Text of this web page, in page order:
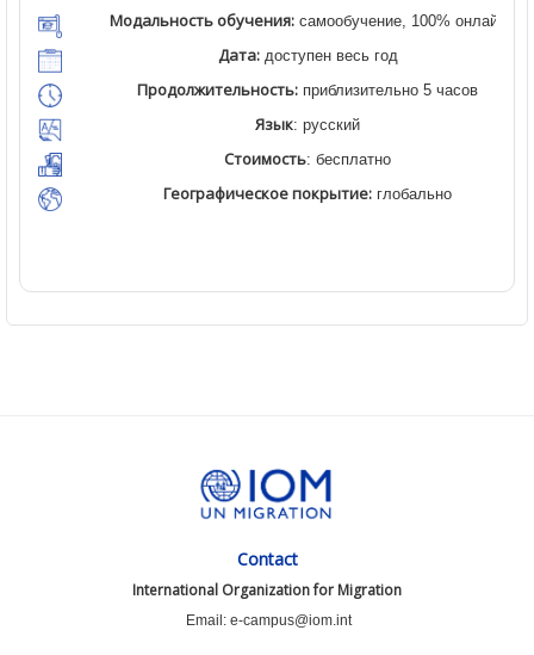
Модальность обучения:самообучение, 100% онлайн
Дата:доступен весь год
Продолжительность: приблизительно 5 часов
Язык: русский
Стоимость: бесплатно
Географическое покрытие: глобально
Contact
International Organization for Migration
Email: e-campus@iom.int